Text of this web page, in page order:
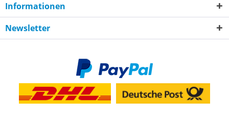
Informationen
Newsletter